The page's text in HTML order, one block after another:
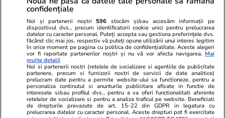
Politică 10:32
Marius Lazurca s-a întâlnit cu
subsecretarul american al
Apărării, Elbridge Colby:
România, pilon-cheie în noua
doctrină „NATO 3.0”
confidențiale
Noi și partenerii noștri 596 stocăm și/sau accesăm informații pe
dispozitivul dvs., precum identificatorii cookie unici pentru prelucrarea
datelor cu caracter personal. Puteți accepta sau gestiona preferințele dvs.
făcând clic mai jos, respectiv vă puteți opune utilizării unui interes legitim
în orice moment pe pagina cu politica de confidențialitate. Aceste alegeri
vor fi raportate partenerilor noștri și nu vă vor afecta navigarea. Mai
multe detalii
Noi si partenerii nostri (retelele de socializare si agentiile de publicitate
partenere, precum si furnizorii nostri de servicii de date analitice)
prelucram date pentru a permite website-ului sa functioneze, pentru a
personaliza continutul si anunturile publicitare afisate in functie de
interesele si/sau profilul dvs., pentru a va oferi functionalitati aferente
retelelor de socializare si pentru a analiza traficul pe website. Beneficiati
de drepturile prevazute de art. 15-22 din GDPR in legatura cu
prelucrarea datelor cu caracter personal. Aceste drepturi pot fi exercitate